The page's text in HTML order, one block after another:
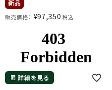
販売価格： ¥97,350 税込
詳細を見る